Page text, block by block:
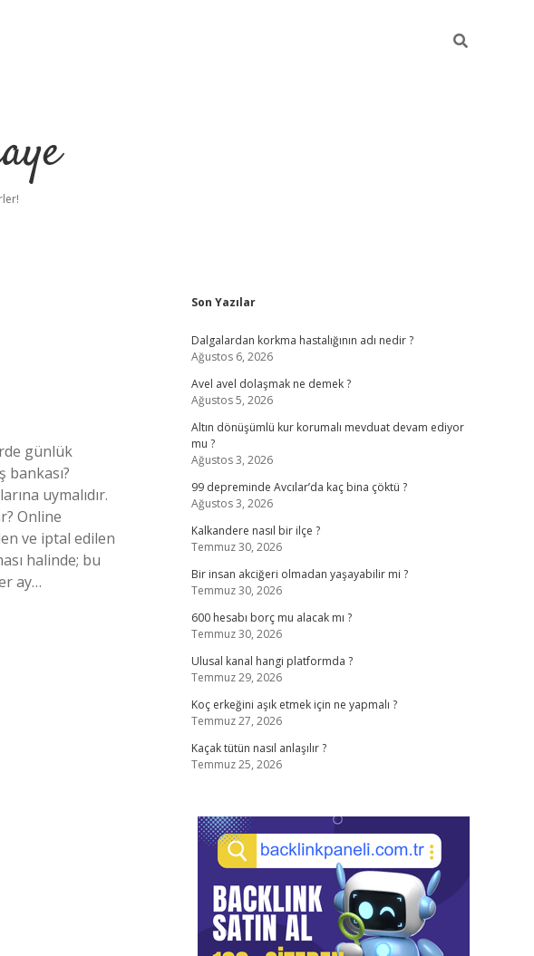
günlük
bankası?
uymalıdır.
Online
ve iptal edilen
halinde; bu
ay…
Sidebar
Son Yazılar
Dalgalardan korkma hastalığının adı nedir ?
Ağustos 6, 2026
Avel avel dolaşmak ne demek ?
Ağustos 5, 2026
Altın dönüşümlü kur korumalı mevduat devam ediyor
mu ?
Ağustos 3, 2026
99 depreminde Avcılar’da kaç bina çöktü ?
Ağustos 3, 2026
Kalkandere nasıl bir ilçe ?
Temmuz 30, 2026
Bir insan akciğeri olmadan yaşayabilir mi ?
Temmuz 30, 2026
600 hesabı borç mu alacak mı ?
Temmuz 30, 2026
Ulusal kanal hangi platformda ?
Temmuz 29, 2026
Koç erkeğini aşık etmek için ne yapmalı ?
Temmuz 27, 2026
Kaçak tütün nasıl anlaşılır ?
Temmuz 25, 2026